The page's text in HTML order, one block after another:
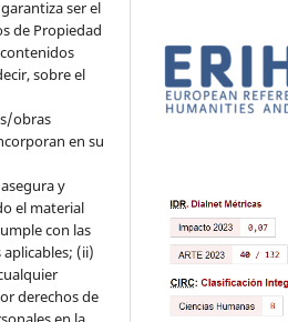
ser el
de Propiedad
sobre el
obras
en su
y
el material
con las
(ii)
derechos de